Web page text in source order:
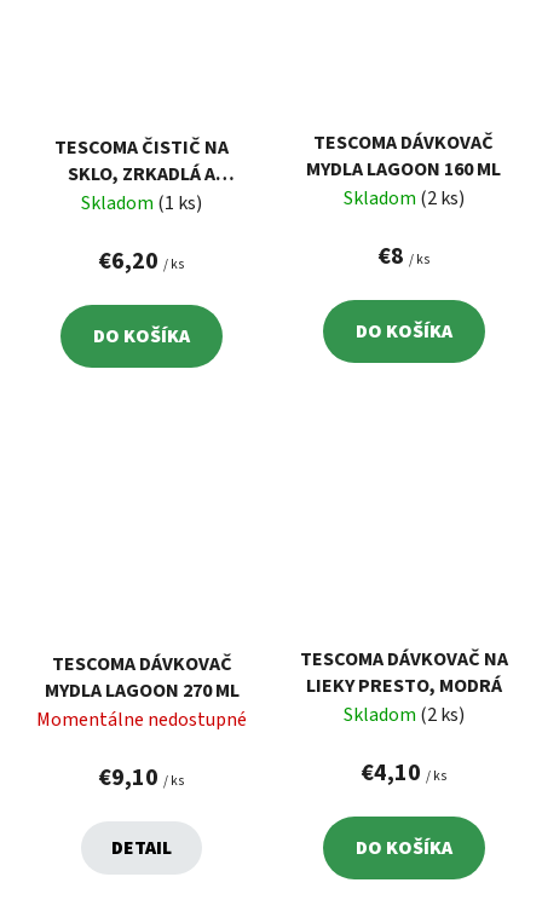
TESCOMA ČISTIČ NA
SKLO, ZRKADLÁ A
GLAZOVANÉ POVRCHY
VERA
Skladom (1 ks)
€6,20 / ks
DO KOŠÍKA
TESCOMA DÁVKOVAČ
MYDLA LAGOON 160 ML
Skladom (2 ks)
€8 / ks
DO KOŠÍKA
TESCOMA DÁVKOVAČ
MYDLA LAGOON 270 ML
Momentálne nedostupné
€9,10 / ks
DETAIL
TESCOMA DÁVKOVAČ NA
LIEKY PRESTO, MODRÁ
Skladom (2 ks)
€4,10 / ks
DO KOŠÍKA